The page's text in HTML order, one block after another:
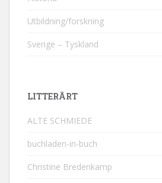
Utbildning/forskning
Sverige – Tyskland
LITTERÄRT
ALTE SCHMIEDE
buchladen-in-buch
Christine Bredenkamp